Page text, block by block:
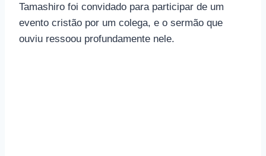
Tamashiro foi convidado para participar de um
evento cristão por um colega, e o sermão que
ouviu ressoou profundamente nele.